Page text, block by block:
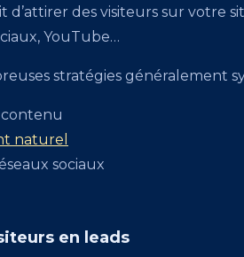
d’attirer des visiteurs sur
YouTube…
stratégies généralement
naturel
sociaux
en leads